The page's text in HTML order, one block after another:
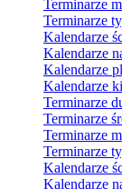
Terminarze
Terminarze
Kalendarze
Kalendarze
Kalendarze
Kalendarze
Terminarze
Terminarze
Terminarze
Terminarze
Kalendarze
Kalendarze